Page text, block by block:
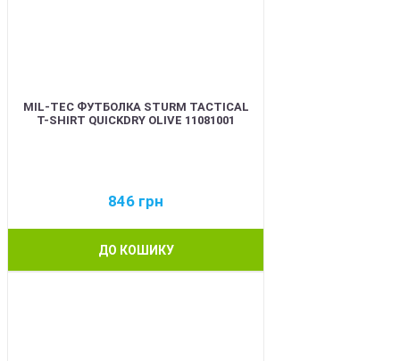
MIL-TEC ФУТБОЛКА STURM TACTICAL
T-SHIRT QUICKDRY OLIVE 11081001
846 грн
ДО КОШИКУ